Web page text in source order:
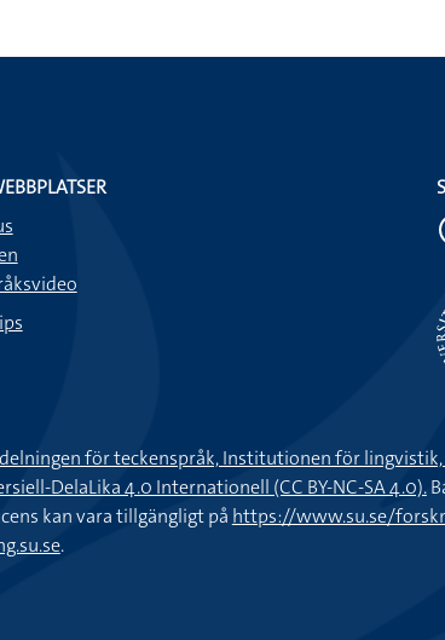
för teckenspråk, Institutionen för
DelaLika 4.0 Internationell (CC BY-NC-SA 4.0).
kan vara tillgängligt på https://www.su.se/
.